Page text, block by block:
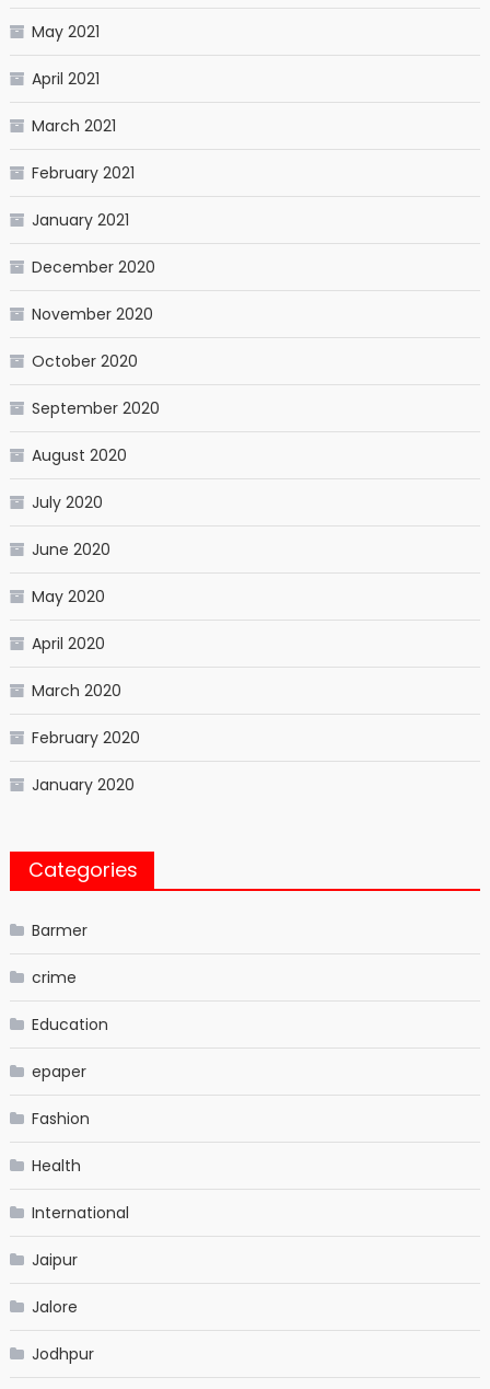
May 2021
April 2021
March 2021
February 2021
January 2021
December 2020
November 2020
October 2020
September 2020
August 2020
July 2020
June 2020
May 2020
April 2020
March 2020
February 2020
January 2020
Categories
Barmer
crime
Education
epaper
Fashion
Health
International
Jaipur
Jalore
Jodhpur